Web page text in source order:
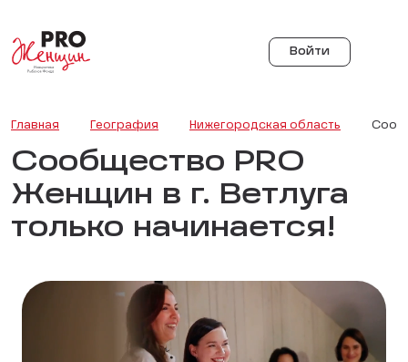
Войти
Главная География Нижегородская область
Сообщество PRO
Женщин в г. Ветлуга
только начинается!